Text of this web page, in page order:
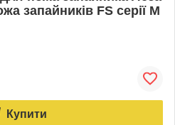
запайників FS серії M
Купити